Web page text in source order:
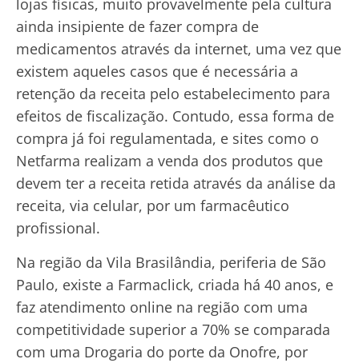
lojas físicas, muito provavelmente pela cultura
ainda insipiente de fazer compra de
medicamentos através da internet, uma vez que
existem aqueles casos que é necessária a
retenção da receita pelo estabelecimento para
efeitos de fiscalização. Contudo, essa forma de
compra já foi regulamentada, e sites como o
Netfarma realizam a venda dos produtos que
devem ter a receita retida através da análise da
receita, via celular, por um farmacêutico
profissional.
Na região da Vila Brasilândia, periferia de São
Paulo, existe a Farmaclick, criada há 40 anos, e
faz atendimento online na região com uma
competitividade superior a 70% se comparada
com uma Drogaria do porte da Onofre, por